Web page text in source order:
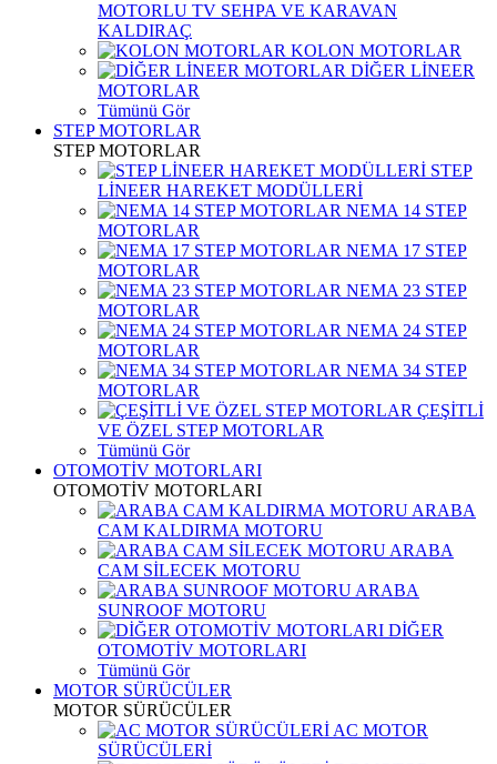
MOTORLU TV SEHPA VE KARAVAN
KALDIRAÇ
KOLON MOTORLAR
DİĞER LİNEER
MOTORLAR
Tümünü Gör
STEP MOTORLAR
STEP MOTORLAR
STEP
LİNEER HAREKET MODÜLLERİ
NEMA 14 STEP
MOTORLAR
NEMA 17 STEP
MOTORLAR
NEMA 23 STEP
MOTORLAR
NEMA 24 STEP
MOTORLAR
NEMA 34 STEP
MOTORLAR
ÇEŞİTLİ
VE ÖZEL STEP MOTORLAR
Tümünü Gör
OTOMOTİV MOTORLARI
OTOMOTİV MOTORLARI
ARABA
CAM KALDIRMA MOTORU
ARABA
CAM SİLECEK MOTORU
ARABA
SUNROOF MOTORU
DİĞER
OTOMOTİV MOTORLARI
Tümünü Gör
MOTOR SÜRÜCÜLER
MOTOR SÜRÜCÜLER
AC MOTOR
SÜRÜCÜLERİ